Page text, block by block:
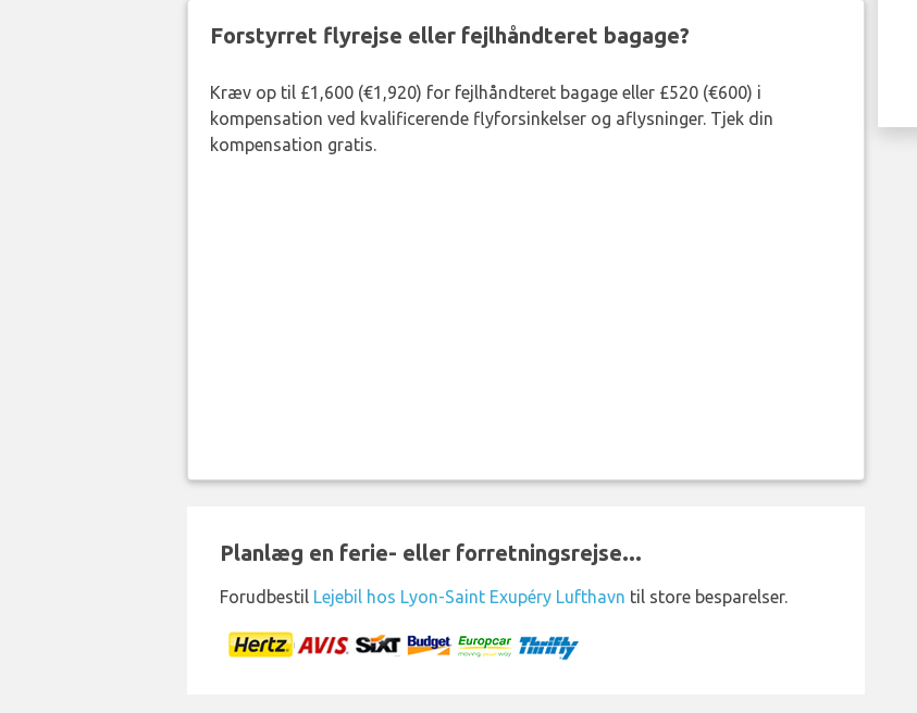
Forstyrret flyrejse eller fejlhåndteret bagage?
Kræv op til £1,600 (€1,920) for fejlhåndteret bagage eller £520 (€600) i
kompensation ved kvalificerende flyforsinkelser og aflysninger. Tjek din
kompensation gratis.
Planlæg en ferie- eller forretningsrejse...
Forudbestil Lejebil hos Lyon-Saint Exupéry Lufthavn til store besparelser.